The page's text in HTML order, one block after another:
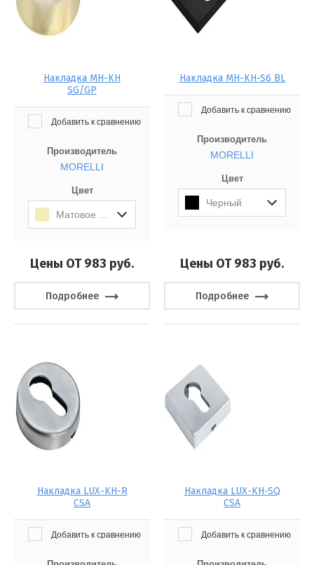
Накладка MH-KH
SG/GP
Добавить к сравнению
Производитель
MORELLI
Цвет
Цены ОТ 983 руб.
Подробнее
Накладка MH-KH-S6 BL
Добавить к сравнению
Производитель
MORELLI
Цвет
Черный
Цены ОТ 983 руб.
Подробнее
Накладка LUX-KH-R
CSA
Добавить к сравнению
Накладка LUX-KH-SQ
CSA
Добавить к сравнению